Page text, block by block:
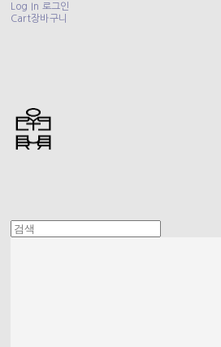
Log In 로그인
Cart장바구니